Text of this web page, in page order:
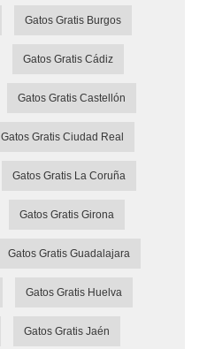
Gatos Gratis Burgos
Gatos Gratis Cádiz
Gatos Gratis Castellón
Gatos Gratis Ciudad Real
Gatos Gratis La Coruña
Gatos Gratis Girona
Gatos Gratis Guadalajara
Gatos Gratis Huelva
Gatos Gratis Jaén